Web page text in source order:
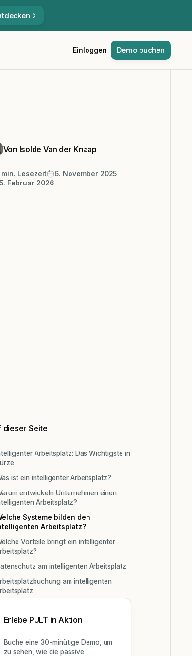
Einloggen Demo buchen
Von Isolde Van der Knaap
min. Lesezeit
6. November 2025
Februar 2026
dieser Seite
Arbeitsplatz: Das Wichtigste in
ist ein intelligenter Arbeitsplatz?
entwickeln Unternehmen einen
Arbeitsplatz?
Systeme bilden den
Arbeitsplatz?
Vorteile bringt ein intelligenter
am intelligenten Arbeitsplatz
am intelligenten
Erlebe PULT in Aktion
Buche eine 30-minütige Demo, um
zu sehen, wie die passive